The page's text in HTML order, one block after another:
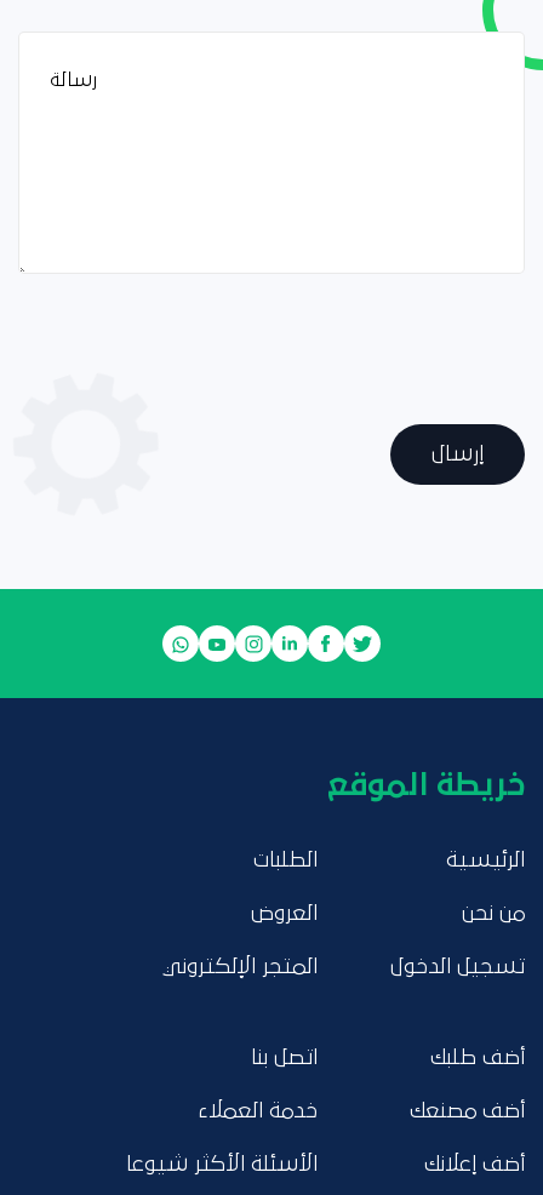
إرسال
خريطة الموقع
الرئيسية
من نحن
تسجيل الدخول
الطلبات
العروض
المتجر الإلكتروني
أضف طلبك
أضف مصنعك
أضف إعلانك
اتصل بنا
خدمة العملاء
الأسئلة الأكثر شيوعا